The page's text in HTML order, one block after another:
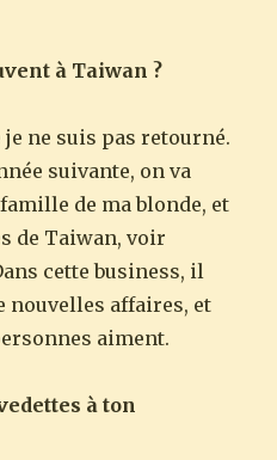
à Taiwan ?
je ne suis pas retourné.
suivante, on va
de ma blonde, et
de Taiwan, voir
cette business, il
nouvelles affaires, et
aiment.
à ton